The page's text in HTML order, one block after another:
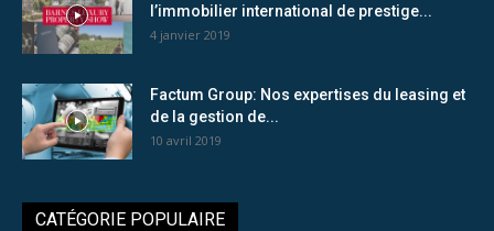
l’immobilier international de prestige...
4 janvier 2019
Factum Group: Nos expertises du leasing et
de la gestion de...
10 avril 2019
CATÉGORIE POPULAIRE